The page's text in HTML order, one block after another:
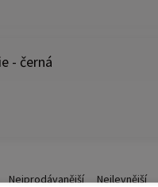
- černá
Nejprodávanější Nejlevnější